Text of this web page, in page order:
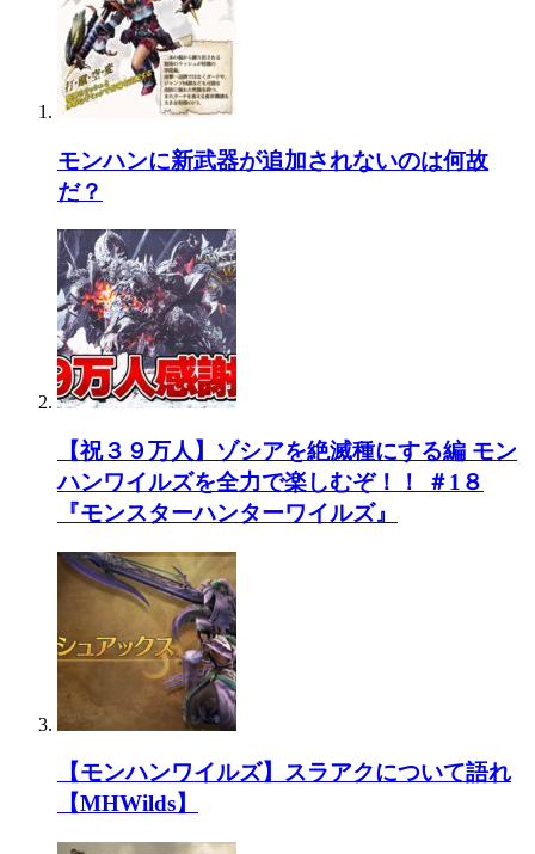
モンハンに新武器が追加されないのは何故
だ？
【祝３９万人】ゾシアを絶滅種にする編 モン
ハンワイルズを全力で楽しむぞ！！ ＃1８
『モンスターハンターワイルズ』
【モンハンワイルズ】スラアクについて語れ
【MHWilds】